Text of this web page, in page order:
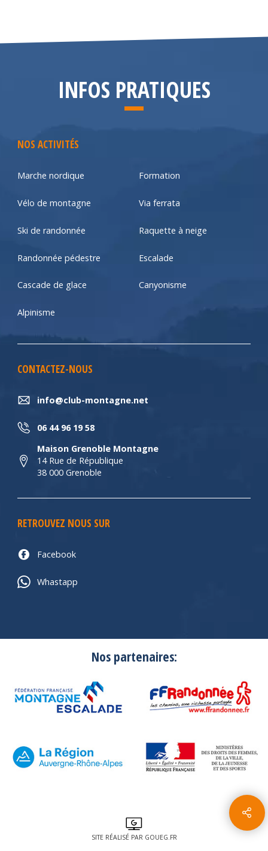
INFOS PRATIQUES
NOS ACTIVITÉS
Marche nordique Formation
Vélo de montagne Via ferrata
Ski de randonnée Raquette à neige
Randonnée pédestre Escalade
Cascade de glace Canyonisme
Alpinisme
CONTACTEZ-NOUS
info@club-montagne.net
06 44 96 19 58
Maison Grenoble Montagne
14 Rue de République
38 000 Grenoble
RETROUVEZ NOUS SUR
Facebook
Whastapp
Nos partenaires:
SITE RÉALISÉ PAR GOUEG.FR